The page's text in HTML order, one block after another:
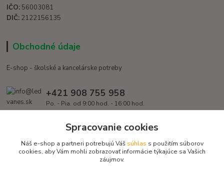
IČO: 56003081
DIČ: 2122156135
Obchodné údaje
E-shop - školské a kancelárske potreby
+421 908 755 958
Po. - Pia. od 9:00 hod. - 16:00 hod.
info@ledvanes.skSpracovanie cookies
Náš e-shop a partneri potrebujú Váš súhlas s použitím súborov
cookies, aby Vám mohli zobrazovať informácie týkajúce sa Vašich
záujmov.